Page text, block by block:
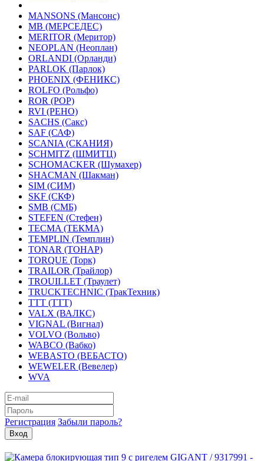
MANSONS (Мансонс)
MB (МЕРСЕДЕС)
MERITOR (Меритор)
NEOPLAN (Неоплан)
ORLANDI (Орланди)
PARLOK (Парлок)
PHOENIX (ФЕНИКС)
ROLFO (Рольфо)
ROR (РОР)
RVI (РЕНО)
SACHS (Сакс)
SAF (САФ)
SCANIA (СКАНИЯ)
SCHMITZ (ШМИТЦ)
SCHOMACKER (Шумахер)
SHACMAN (Шакман)
SIM (СИМ)
SKF (СКФ)
SMB (СМБ)
STEFEN (Стефен)
TECMA (ТЕКМА)
TEMPLIN (Темплин)
TONAR (ТОНАР)
TORQUE (Торк)
TRAILOR (Трайлор)
TROUILLET (Траулет)
TRUCKTECHNIC (ТракТехник)
TTT (ТТТ)
VALX (ВАЛКС)
VIGNAL (Вигнал)
VOLVO (Вольво)
WABCO (Вабко)
WEBASTO (ВЕБАСТО)
WEWELER (Вевелер)
WVA
Регистрация Забыли пароль?